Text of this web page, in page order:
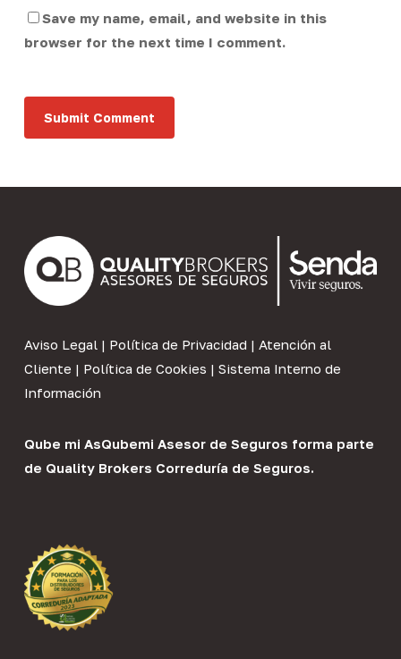
Save my name, email, and website in this
browser for the next time I comment.
Aviso Legal| Política de Privacidad | Atención al
Cliente | Política de Cookies | Sistema Interno de
Información
Qube mi AsQubemi Asesor de Seguros forma parte
de Quality Brokers Correduría de Seguros.